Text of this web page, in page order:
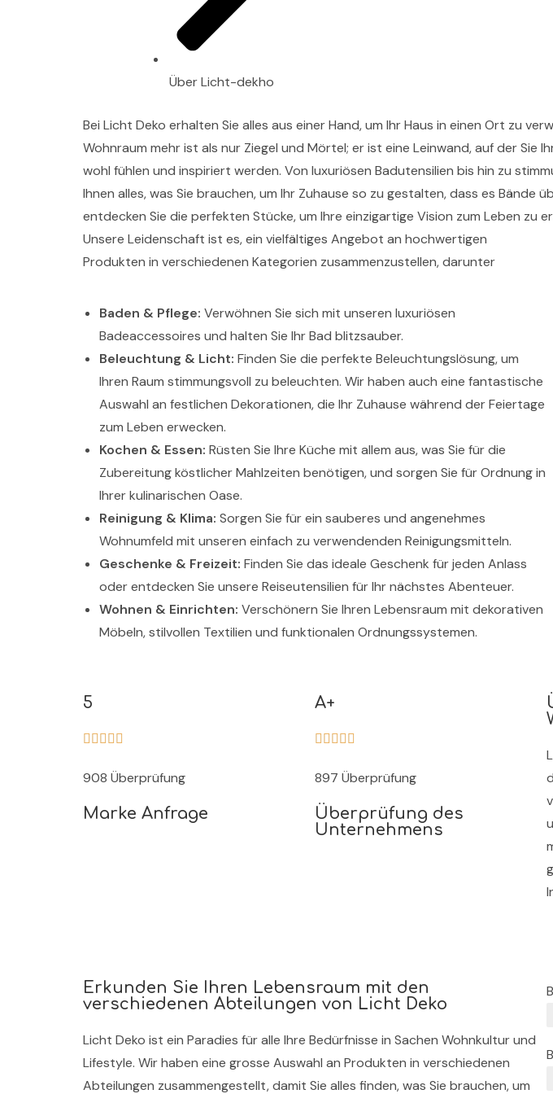
Über Licht-dekho
Bei Licht Deko erhalten Sie alles aus einer Hand, um Ihr Haus in einen Ort zu
Wohnraum mehr ist als nur Ziegel und Mörtel; er ist eine Leinwand, auf der Sie
wohl fühlen und inspiriert werden. Von luxuriösen Badutensilien bis hin zu
Ihnen alles, was Sie brauchen, um Ihr Zuhause so zu gestalten, dass es
entdecken Sie die perfekten Stücke, um Ihre einzigartige Vision zum Leben zu
Unsere Leidenschaft ist es, ein vielfältiges Angebot an hochwertigen
Produkten in verschiedenen Kategorien zusammenzustellen, darunter
Baden & Pflege: Verwöhnen Sie sich mit unseren luxuriösen
Badeaccessoires und halten Sie Ihr Bad blitzsauber.
Beleuchtung & Licht: Finden Sie die perfekte Beleuchtungslösung, um
Ihren Raum stimmungsvoll zu beleuchten. Wir haben auch eine fantastische
Auswahl an festlichen Dekorationen, die Ihr Zuhause während der Feiertage
zum Leben erwecken.
Kochen & Essen: Rüsten Sie Ihre Küche mit allem aus, was Sie für die
Zubereitung köstlicher Mahlzeiten benötigen, und sorgen Sie für Ordnung in
Ihrer kulinarischen Oase.
Reinigung & Klima: Sorgen Sie für ein sauberes und angenehmes
Wohnumfeld mit unseren einfach zu verwendenden Reinigungsmitteln.
Geschenke & Freizeit: Finden Sie das ideale Geschenk für jeden Anlass
oder entdecken Sie unsere Reiseutensilien für Ihr nächstes Abenteuer.
Wohnen & Einrichten: Verschönern Sie Ihren Lebensraum mit dekorativen
Möbeln, stilvollen Textilien und funktionalen Ordnungssystemen.
5
    
908 Überprüfung
Marke Anfrage
A+
    
897 Überprüfung
Überprüfung des
Unternehmens
Erkunden Sie Ihren Lebensraum mit den
verschiedenen Abteilungen von Licht Deko
Licht Deko ist ein Paradies für alle Ihre Bedürfnisse in Sachen Wohnkultur und
Lifestyle. Wir haben eine grosse Auswahl an Produkten in verschiedenen
Abteilungen zusammengestellt, damit Sie alles finden, was Sie brauchen, um